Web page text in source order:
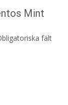
Mint
fält